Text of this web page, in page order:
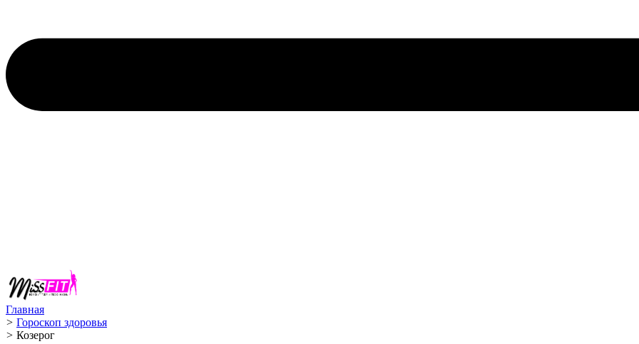
Главная
> Гороскоп здоровья
> Козерог ️